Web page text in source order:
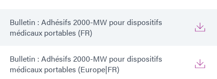
Bulletin : Adhésifs 2000-MW pour dispositifs
médicaux portables (FR)
Bulletin : Adhésifs 2000-MW pour dispositifs
médicaux portables (Europe|FR)